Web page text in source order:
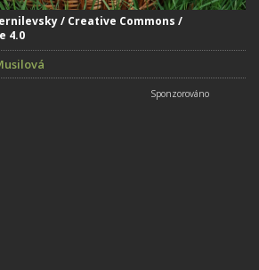
/ Creative Commons /
4.0